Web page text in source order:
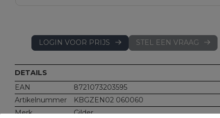
LOGIN VOOR PRIJS STEL EEN VRAAG
DETAILS
EAN
8721073203595
Artikelnummer
KBGZEN02 060060
Merk
Gilder